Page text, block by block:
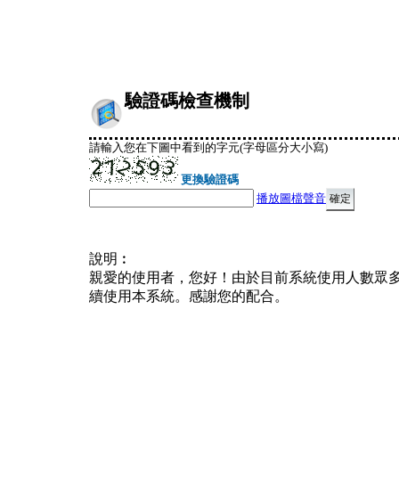
驗證碼檢查機制
請輸入您在下圖中看到的字元(字母區分大小寫)
更換驗證碼
播放圖檔聲音
說明︰
親愛的使用者，您好！由於目前系統使用人數眾
續使用本系統。感謝您的配合。